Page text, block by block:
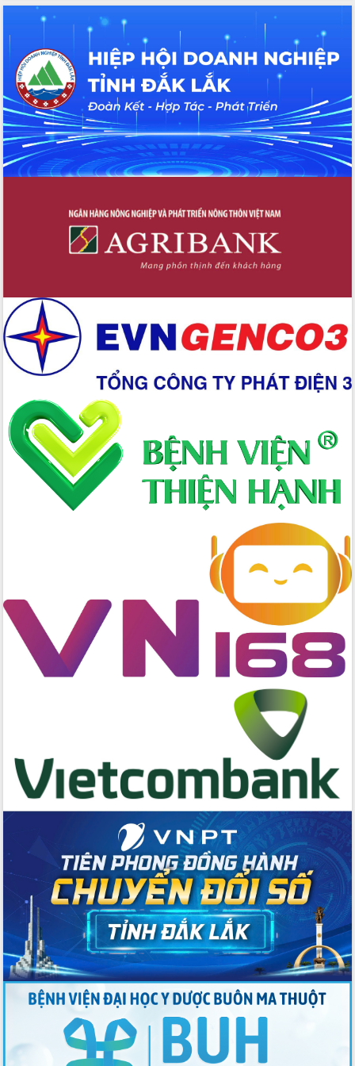
với Tập đoàn Bưu chính Viễn thông
Việt Nam
Thứ trưởng Bộ Y tế làm việc với tỉnh
Đắk Lắk về phát triển nhân lực y tế
cho trạm y tế cấp xã
Du lịch Đắk Lắk nâng tầm trải nghiệm
du khách thông qua Hệ thống cơ sở dữ
liệu và Bản đồ số
Tập huấn ứng dụng trí tuệ nhân tạo (AI)
trong thương mại điện tử năm 2026
nhất, Quốc hội khóa XVI
Quyết liệt cải cách hành chính, khơi
thông nguồn lực phát triển
Nâng cao hiệu lực, hiệu quả HĐND
Xã Ea Phê gắn cải cách hành chính với
chuyển đổi số
Phó Chủ tịch Thường trực UBND tỉnh
Hồ Thị Nguyên Thảo làm việc tại Trung
tâm Phục vụ hành chính công xã Ea
Xây dựng nền hành chính số đồng
hành cùng nông dân dân, doanh nghiệp
Giai đoạn 2026-2030, Đắk Lắk phấn
đấu có 77% xã đạt chuẩn nông thôn
Chuyển đổi số 'mở đường' cho nông
nghiệp Đắk Lắk tăng trưởng bứt phá
trong hành trình chuyển đổi số tại Đắk
Đắk Lắk nâng cao hiệu quả công tác
Đảng từ Sổ tay đảng viên điện tử
Đắk Lắk đẩy mạnh nuôi biển công
cấp xã
Đắk Lắk phát động hưởng ứng Ngày
Quyền của người tiêu dùng Việt Nam
2026
Đẩy mạnh cải cách hành chính, quyết
tâm đạt được mục tiêu tăng trưởng
hai con số trong năm 2026
Tổ chức trang trọng Lễ hội Đền thờ
Lương Văn Chánh năm 2026
Phó Bí thư Tỉnh ủy Đắk Lắk Đỗ Hữu
Huy giữ chức Bí thư Đảng ủy Ủy Ban
Nhân dân tỉnh
Bệnh án điện tử thúc đẩy chuyển đổi
số y tế tại Đắk Lắk
Chuyển đổi số thư viện: Mở rộng
không gian tri thức trong thời đại số
Đánh giá, rút kinh nghiệm công tác tổ
chức diễn tập trước ngày bầu cử